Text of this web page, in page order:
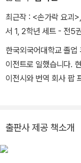
간되었습니다.
최근작 : <손가락 요괴>,
서 1, 2학년 세트 - 전5
한국외국어대학교 졸업
이전트로 일했습니다.
이전시와 번역 회사 팝
아』, 『양심 팬티』, 『숫
험』, 『사라진 루크를 찾
출판사 제공 책소개